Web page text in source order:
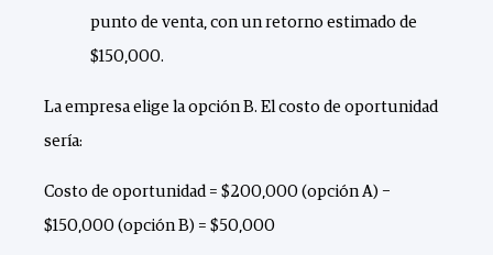
punto de venta, con un retorno estimado de
$150,000.
La empresa elige la opción B. El costo de oportunidad
sería:
Costo de oportunidad = $200,000 (opción A) −
$150,000 (opción B) = $50,000